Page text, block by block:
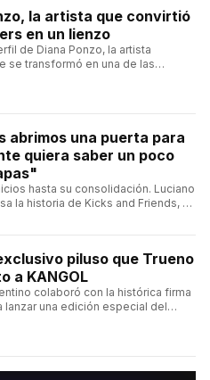
la artista que convirtió
en un lienzo
de Diana Ponzo, la artista
se transformó en una de las
abrimos una puerta para
quiera saber un poco
hasta su consolidación. Luciano
la historia de Kicks and Friends, el
piluso que Trueno
a KANGOL
colaboró con la histórica firma
lanzar una edición especial del